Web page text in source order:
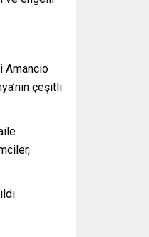
Amancio
çeşitli